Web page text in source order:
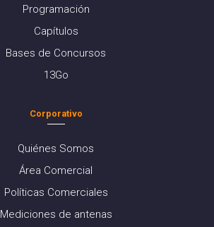
Programación
Capítulos
Bases de Concursos
13Go
Corporativo
Quiénes Somos
Área Comercial
Políticas Comerciales
Mediciones de antenas